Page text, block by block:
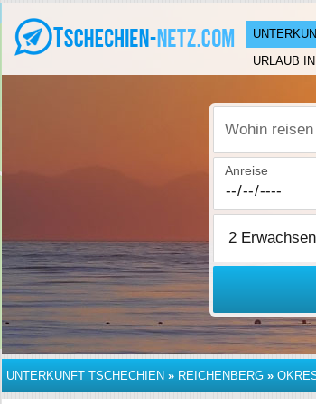
URLAUB
Wohin reisen
Anreise
UNTERKUNFT TSCHECHIEN » REICHENBERG »